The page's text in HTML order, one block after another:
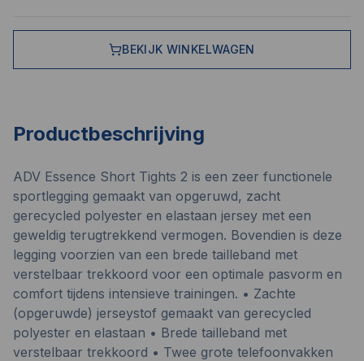
BEKIJK WINKELWAGEN
Productbeschrijving
ADV Essence Short Tights 2 is een zeer functionele
sportlegging gemaakt van opgeruwd, zacht
gerecycled polyester en elastaan jersey met een
geweldig terugtrekkend vermogen. Bovendien is deze
legging voorzien van een brede tailleband met
verstelbaar trekkoord voor een optimale pasvorm en
comfort tijdens intensieve trainingen. • Zachte
(opgeruwde) jerseystof gemaakt van gerecycled
polyester en elastaan • Brede tailleband met
verstelbaar trekkoord • Twee grote telefoonvakken